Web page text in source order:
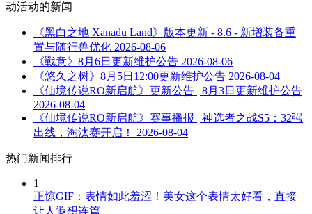
动活动的新闻
《黑白之地 Xanadu Land》版本更新 - 8.6 - 新增装备重
置与随行兽优化 2026-08-06
《戰意》8月6日更新维护公告 2026-08-06
《悠久之树》8月5日12:00更新维护公告 2026-08-04
《仙境传说RO新启航》更新公告 | 8月3日更新维护公告
2026-08-04
《仙境传说RO新启航》赛事播报 | 神选者之战S5：32强
出线，淘汰赛开启！
2026-08-04
热门新闻排行
1
正惊GIF：表情如此羞涩！美女这个表情太好看，直接
让人遐想连篇